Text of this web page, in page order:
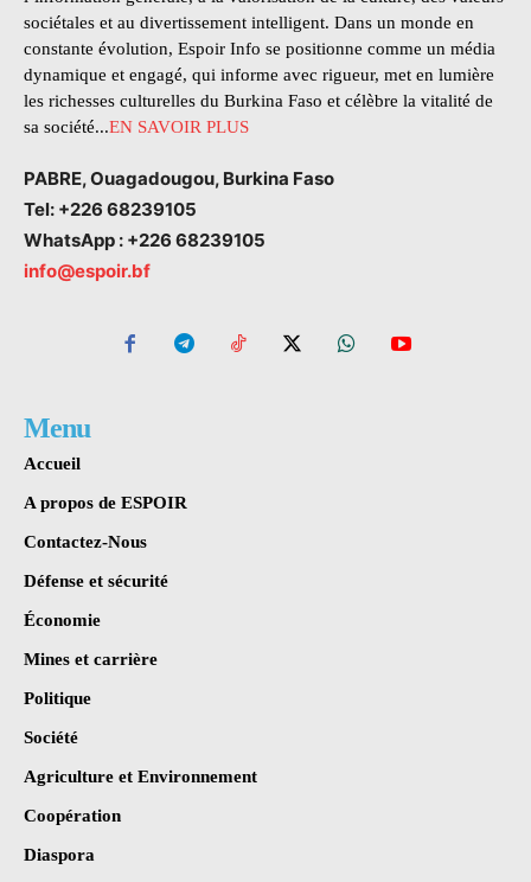
sociétales et au divertissement intelligent. Dans un monde en
constante évolution, Espoir Info se positionne comme un média
dynamique et engagé, qui informe avec rigueur, met en lumière
les richesses culturelles du Burkina Faso et célèbre la vitalité de
sa société...EN SAVOIR PLUS
PABRE, Ouagadougou, Burkina Faso
Tel: +226 68239105
WhatsApp : +226 68239105
info@espoir.bf
Menu
Accueil
A propos de ESPOIR
Contactez-Nous
Défense et sécurité
Économie
Mines et carrière
Politique
Société
Agriculture et Environnement
Coopération
Diaspora